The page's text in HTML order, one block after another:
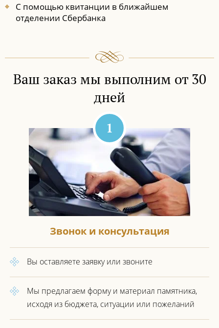
С помощью квитанции в ближайшем
отделении Сбербанка
Ваш заказ мы выполним от 30
дней
1
Звонок и консультация
Вы оставляете заявку или звоните
Мы предлагаем форму и материал памятника,
исходя из бюджета, ситуации или пожеланий